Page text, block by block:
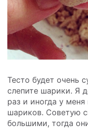
Тесто будет очень
слепите шарики. Я
раз и иногда у меня
шариков. Советую
большими, тогда